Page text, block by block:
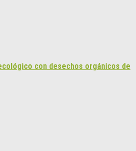
con desechos orgánicos de